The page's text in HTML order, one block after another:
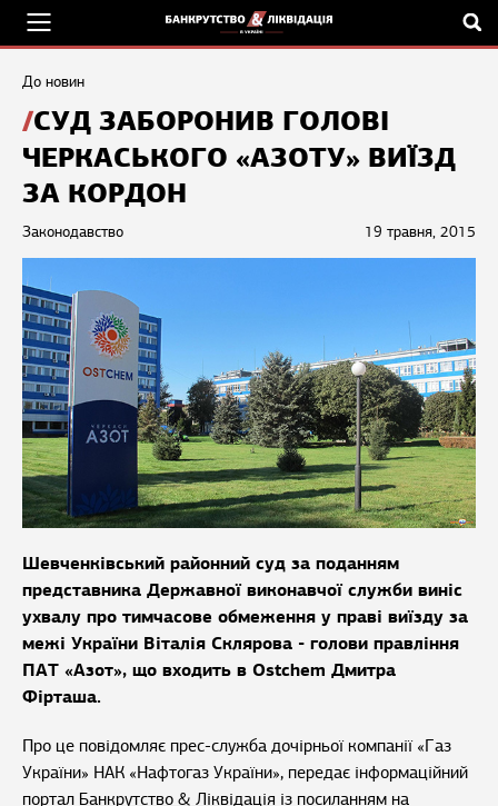
До новин
СУД ЗАБОРОНИВ ГОЛОВІ
ЧЕРКАСЬКОГО «АЗОТУ» ВИЇЗД
ЗА КОРДОН
19 травня, 2015
Законодавство
Шевченківський районний суд за поданням
представника Державної виконавчої служби виніс
ухвалу про тимчасове обмеження у праві виїзду за
межі України Віталія Склярова - голови правління
ПАТ «Азот», що входить в Ostchem Дмитра
Фірташа.
Про це повідомляє прес-служба дочірньої компанії «Газ
України» НАК «Нафтогаз України», передає інформаційний
портал Банкрутство & Ліквідація із посиланням на